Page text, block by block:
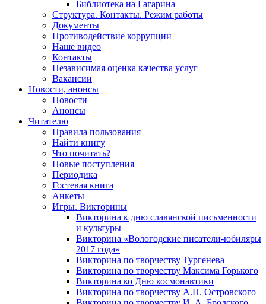
Библиотека на Гагарина
Структура. Контакты. Режим работы
Документы
Противодействие коррупции
Наше видео
Контакты
Независимая оценка качества услуг
Вакансии
Новости, анонсы
Новости
Анонсы
Читателю
Правила пользования
Найти книгу
Что почитать?
Новые поступления
Периодика
Гостевая книга
Анкеты
Игры. Викторины
Викторина к дню славянской письменности
и культуры
Викторина «Вологодские писатели-юбиляры
2017 года»
Викторина по творчеству Тургенева
Викторина по творчеству Максима Горького
Викторина ко Дню космонавтики
Викторина по творчеству А.Н. Островского